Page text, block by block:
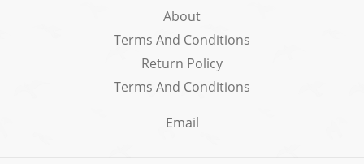
About
Terms And Conditions
Return Policy
Terms And Conditions
Email